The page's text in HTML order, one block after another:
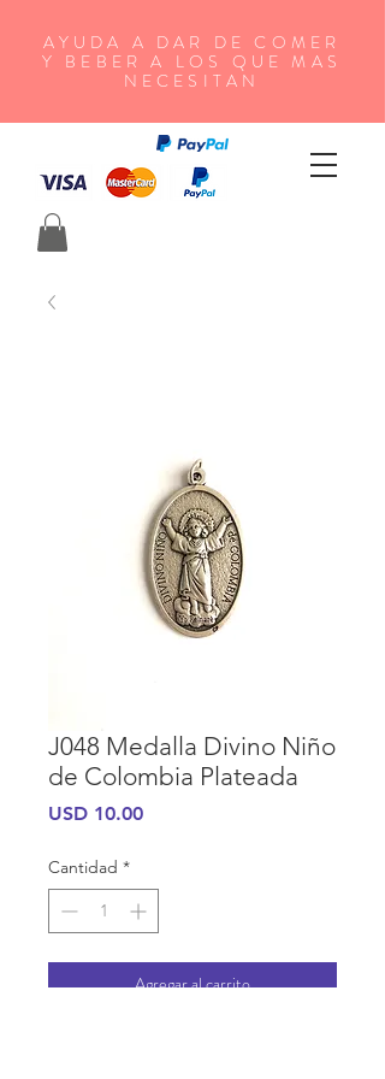
AYUDA A DAR DE COMER
Y BEBER A LOS QUE MAS
NECESITAN
J048 Medalla Divino Niño
de Colombia Plateada
USD 10.00Precio
Cantidad *
Agregar al carrito